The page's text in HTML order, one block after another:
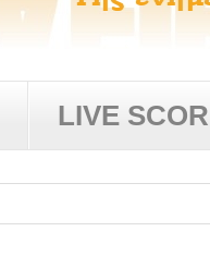
LIVE